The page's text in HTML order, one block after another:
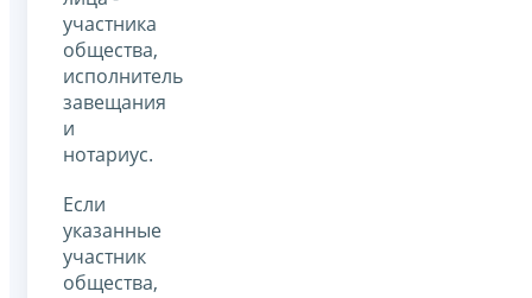
участника
общества,
исполнитель
завещания
и
нотариус.
Если
указанные
участник
общества,